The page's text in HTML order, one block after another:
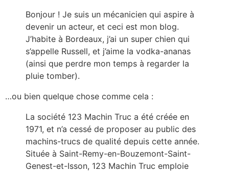
Bonjour ! Je suis un mécanicien qui aspire à
devenir un acteur, et ceci est mon blog.
J’habite à Bordeaux, j’ai un super chien qui
s’appelle Russell, et j’aime la vodka-ananas
(ainsi que perdre mon temps à regarder la
pluie tomber).
…ou bien quelque chose comme cela :
La société 123 Machin Truc a été créée en
1971, et n’a cessé de proposer au public des
machins-trucs de qualité depuis cette année.
Située à Saint-Remy-en-Bouzemont-Saint-
Genest-et-Isson, 123 Machin Truc emploie